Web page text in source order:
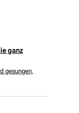
ganz
gesungen,